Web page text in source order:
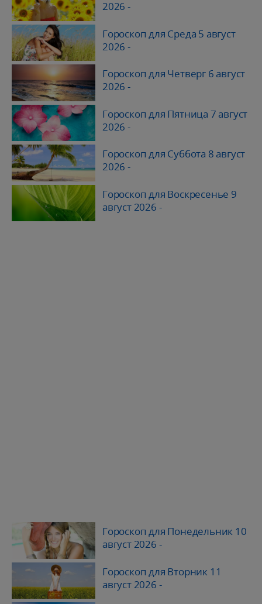
2026 -
Гороскоп для Среда 5 август
2026 -
Гороскоп для Четверг 6 август
2026 -
Гороскоп для Пятница 7 август
2026 -
Гороскоп для Суббота 8 август
2026 -
Гороскоп для Воскресенье 9
август 2026 -
Гороскоп для Понедельник 10
август 2026 -
Гороскоп для Вторник 11
август 2026 -